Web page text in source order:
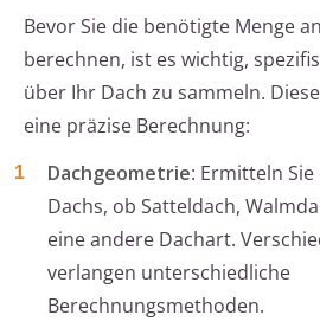
Bevor Sie die benötigte Menge
berechnen, ist es wichtig,
über Ihr Dach zu sammeln.
eine präzise Berechnung:
Dachgeometrie: Ermitteln
Dachs, ob Satteldach,
eine andere Dachart.
verlangen unterschiedliche
Berechnungsmethoden.